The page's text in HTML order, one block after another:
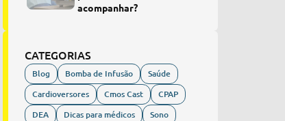
acompanhar?
CATEGORIAS
Blog Bomba de Infusão
Saúde
Cardioversores
Cmos Cast
CPAP
DEA
Dicas para médicos
Sono